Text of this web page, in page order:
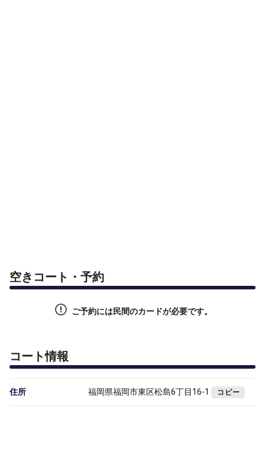
空きコート・予約
ご予約には民間のカードが必要です。
コート情報
住所 福岡県福岡市東区松島6丁目16-1 コピー